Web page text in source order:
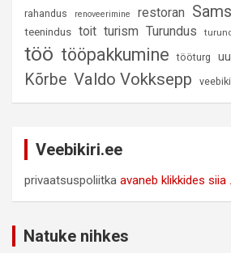
rahandus renoveerimine restoran
teenindus toit turism Turundus
töö tööpakkumine tööturg
Kõrbe Valdo Vokksepp
Veebikiri.ee
privaatsuspoliitka avaneb klikkides siia
Natuke nihkes